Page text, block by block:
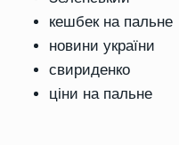
кешбек на пальне
новини україни
свириденко
ціни на пальне